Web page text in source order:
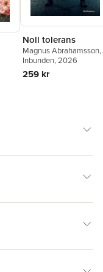
Noll tolerans
Magnus Abrahamsson,
Anders Nilsson,
Hansson
Inbunden, 2026
259 kr